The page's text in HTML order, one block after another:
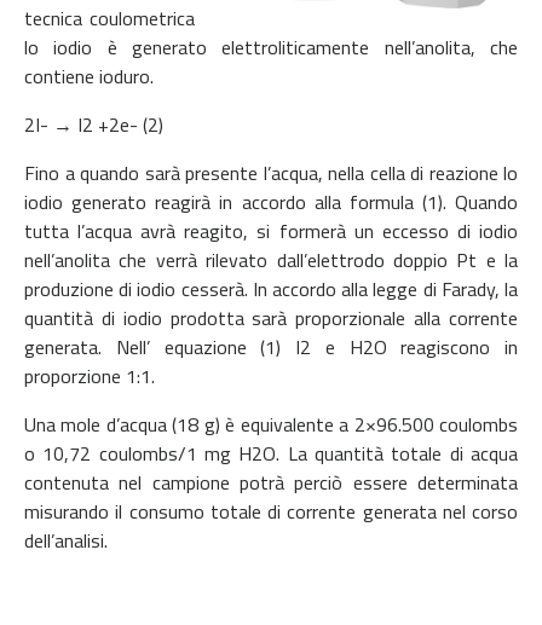
tecnica coulometrica
lo iodio è generato elettroliticamente nell’anolita, che
contiene ioduro.
2I- → I2 +2e- (2)
Fino a quando sarà presente l’acqua, nella cella di reazione lo
iodio generato reagirà in accordo alla formula (1). Quando
tutta l’acqua avrà reagito, si formerà un eccesso di iodio
nell’anolita che verrà rilevato dall’elettrodo doppio Pt e la
produzione di iodio cesserà. In accordo alla legge di Farady, la
quantità di iodio prodotta sarà proporzionale alla corrente
generata. Nell’ equazione (1) I2 e H2O reagiscono in
proporzione 1:1.
Una mole d’acqua (18 g) è equivalente a 2×96.500 coulombs
o 10,72 coulombs/1 mg H2O. La quantità totale di acqua
contenuta nel campione potrà perciò essere determinata
misurando il consumo totale di corrente generata nel corso
dell’analisi.